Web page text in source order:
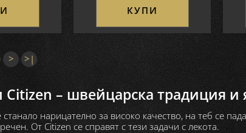
КУПИ
> >|
– швейцарска традиция и
нарицателно за високо качество, на теб се
От Citizen се справят с тези задачи с лекота.